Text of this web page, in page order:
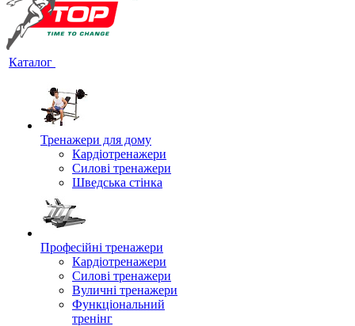
Каталог
Тренажери для дому
Кардіотренажери
Силові тренажери
Шведська стінка
Професійні тренажери
Кардіотренажери
Силові тренажери
Вуличні тренажери
Функціональний
тренінг